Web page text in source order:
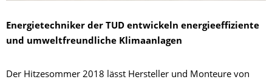
Energietechniker der TUD entwickeln energieeffiziente
und umweltfreundliche Klimaanlagen
Der Hitzesommer 2018 lässt Hersteller und Monteure von